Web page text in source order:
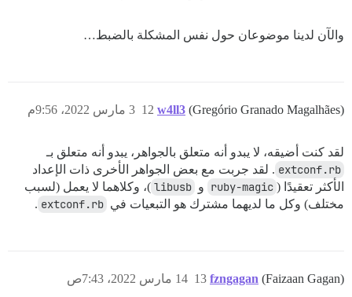
والآن لدينا موضوعان حول نفس المشكلة بالضبط…
w4ll3 (Gregório Granado Magalhães) 3 مارس 2022، 9:56م 12
لقد كنت أضيقه، لا يبدو أنه متعلق بالجواهر، يبدو أنه متعلق بـ
extconf.rb . لقد جربت مع بعض الجواهر الأخرى ذات الإعداد
الأكثر تعقيدًا ( ruby-magic و libusb )، وكلاهما لا يعمل (لسبب
مختلف) وكل ما لديهما مشترك هو التبعيات في extconf.rb
.
fzngagan (Faizaan Gagan) 14 مارس 2022، 7:43ص 13